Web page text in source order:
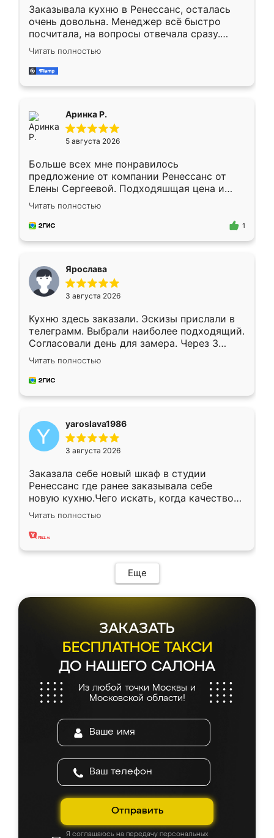
Заказывала кухню в Ренессанс, осталась
очень довольна. Менеджер всё быстро
посчитала, на вопросы отвечала сразу.
Замерщик приехал в субботу, подошёл к
делу со всей ответственностью. Собрали
за день, ребята работали аккуратно, даже
Читать полностью
Аринка Р.
5 августа 2026
Больше всех мне понравилось
предложение от компании Ренессанс от
Елены Сергеевой. Подходяшщая цена и
короткие сроки изготовления. Приехавший
для замера сотрудник Владислав
предложил по моему эскизу самый
Читать полностью
1
Ярослава
3 августа 2026
Кухню здесь заказали. Эскизы прислали в
телеграмм. Выбрали наиболее подходящий.
Согласовали день для замера. Через 3
недели кухня была уже готова. Остались
довольны работой. Спасибо Ренессанс
мебель за качественную работу!
Читать полностью
yaroslava1986
3 августа 2026
Заказала себе новый шкаф в студии
Ренессанс где ранее заказывала себе
новую кухню.Чего искать, когда качеством
вполне довольна. Служит кухня уже почти
два года, нареканий нет.
Читать полностью
Еще
ЗАКАЗАТЬ
БЕСПЛАТНОЕ ТАКСИ
ДО НАШЕГО САЛОНА
Из любой точки Москвы и
Московской области!
Отправить
Я соглашаюсь на передачу персональных